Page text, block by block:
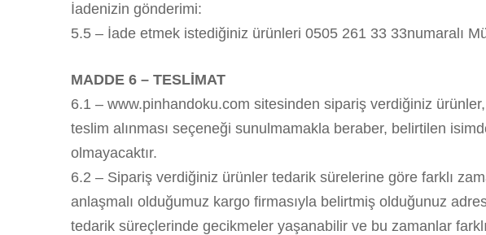
İadenizin gönderimi:
5.5 – İade etmek istediğiniz ürünleri 0505 261 33 33numaralı
MADDE 6 – TESLİMAT
6.1 – www.pinhandoku.com sitesinden sipariş verdiğiniz
teslim alınması seçeneği sunulmamakla beraber, belirtilen
olmayacaktır.
6.2 – Sipariş verdiğiniz ürünler tedarik sürelerine göre farklı
anlaşmalı olduğumuz kargo firmasıyla belirtmiş olduğunuz
tedarik süreçlerinde gecikmeler yaşanabilir ve bu zamanlar